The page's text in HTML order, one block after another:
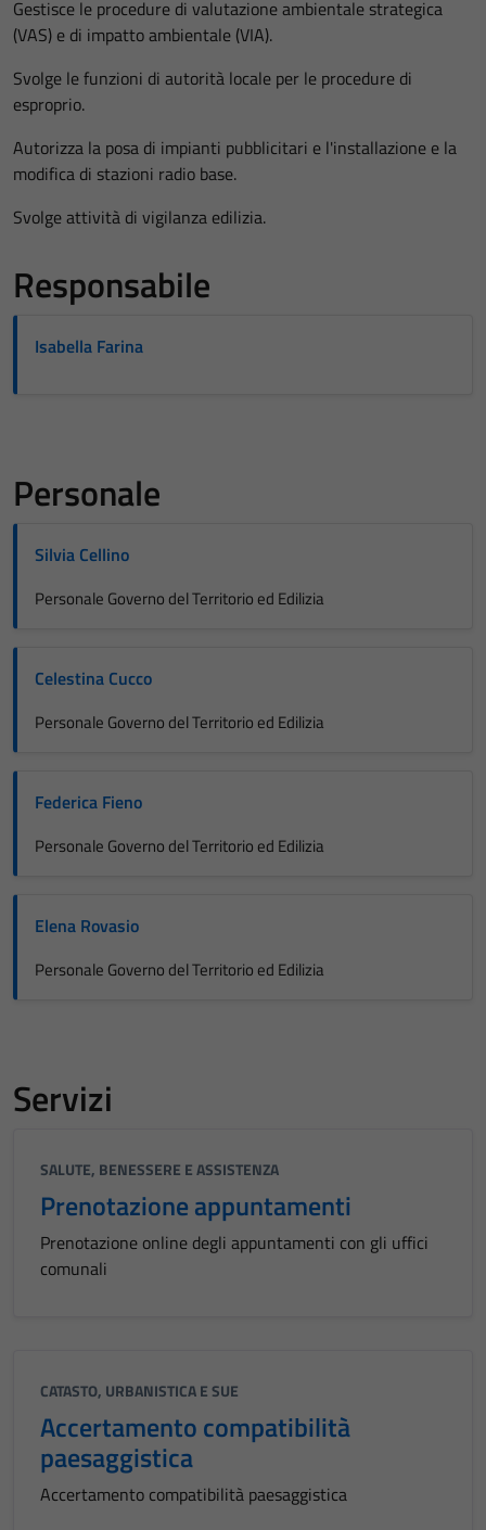
Gestisce le procedure di valutazione ambientale strategica
(VAS) e di impatto ambientale (VIA).
Svolge le funzioni di autorità locale per le procedure di
esproprio.
Autorizza la posa di impianti pubblicitari e l'installazione e la
modifica di stazioni radio base.
Svolge attività di vigilanza edilizia.
Responsabile
Isabella Farina
Personale
Silvia Cellino
Personale Governo del Territorio ed Edilizia
Celestina Cucco
Personale Governo del Territorio ed Edilizia
Federica Fieno
Personale Governo del Territorio ed Edilizia
Elena Rovasio
Personale Governo del Territorio ed Edilizia
Servizi
SALUTE, BENESSERE E ASSISTENZA
Prenotazione appuntamenti
Prenotazione online degli appuntamenti con gli uffici
comunali
CATASTO, URBANISTICA E SUE
Accertamento compatibilità
paesaggistica
Accertamento compatibilità paesaggistica